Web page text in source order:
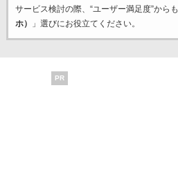
サービス検討の際、“ユーザー満足度”から
ホ）
」選びにお役立てください。
PR